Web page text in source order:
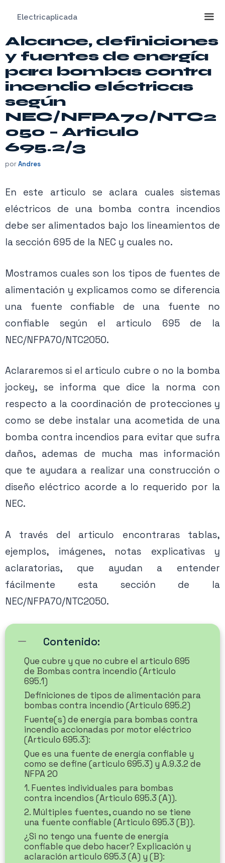
contenido
Electricaplicada
Alcance, definiciones
y fuentes de energía
para bombas contra
incendio eléctricas
según
NEC/NFPA70/NTC2
050 – Articulo
695.2/3
porAndres
En este articulo se aclara cuales sistemas
eléctricos de una bomba contra incendios
debe ser alimentados bajo los lineamientos de
la sección 695 de la NEC y cuales no.
Mostramos cuales son los tipos de fuentes de
alimentación y explicamos como se diferencia
una fuente confiable de una fuente no
confiable según el articulo 695 de la
NEC/NFPA70/NTC2050.
Aclararemos si el articulo cubre o no la bomba
jockey, se informa que dice la norma con
respecto a la coordinación de protecciones y
como se debe instalar una acometida de una
bomba contra incendios para evitar que sufra
daños, ademas de mucha mas información
que te ayudara a realizar una construcción o
diseño eléctrico acorde a lo requerido por la
NEC.
A través del articulo encontraras tablas,
ejemplos, imágenes, notas explicativas y
aclaratorias, que ayudan a entender
fácilmente esta sección de la
NEC/NFPA70/NTC2050.
Contenido:
Que cubre y que no cubre el articulo 695
de Bombas contra incendio (Articulo
695.1)
Definiciones de tipos de alimentación para
bombas contra incendio (Articulo 695.2)
Fuente(s) de energía para bombas contra
incendio accionadas por motor eléctrico
(Articulo 695.3):
Que es una fuente de energía confiable y
como se define (articulo 695.3) y A.9.3.2 de
NFPA 20
1. Fuentes individuales para bombas
contra incendios (Articulo 695.3 (A)).
2. Múltiples fuentes, cuando no se tiene
una fuente confiable (Articulo 695.3 (B)).
¿Si no tengo una fuente de energía
confiable que debo hacer? Explicación y
aclaración articulo 695.3 (A) y (B):